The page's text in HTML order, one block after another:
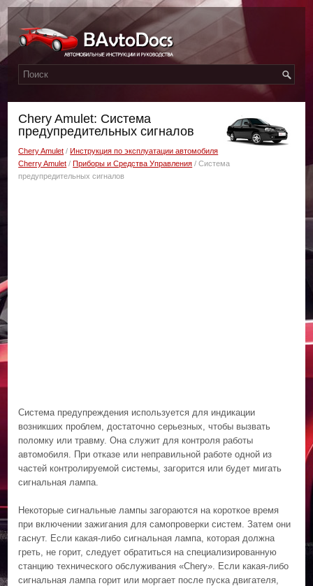
Chery Amulet: Система
предупредительных сигналов
Chery Amulet /Инструкция по эксплуатации автомобиля
Cherry Amulet /Приборы и Средства Управления / Система
предупредительных сигналов
Система предупреждения используется для индикации
возникших проблем, достаточно серьезных, чтобы вызвать
поломку или травму. Она служит для контроля работы
автомобиля. При отказе или неправильной работе одной из
частей контролируемой системы, загорится или будет мигать
сигнальная лампа.
Некоторые сигнальные лампы загораются на короткое время
при включении зажигания для самопроверки систем. Затем они
гаснут. Если какая-либо сигнальная лампа, которая должна
греть, не горит, следует обратиться на специализированную
станцию технического обслуживания «Chery». Если какая-либо
сигнальная лампа горит или моргает после пуска двигателя,